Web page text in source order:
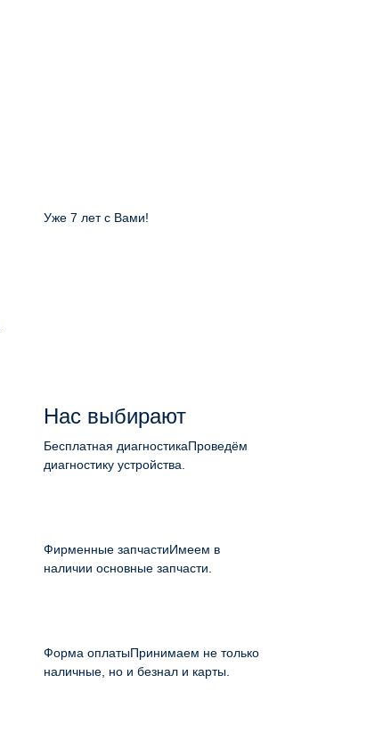
Уже 7 лет с Вами!
Нас выбирают
Бесплатная диагностикаПроведём
диагностику устройства.
Фирменные запчастиИмеем в
наличии основные запчасти.
Форма оплатыПринимаем не только
наличные, но и безнал и карты.